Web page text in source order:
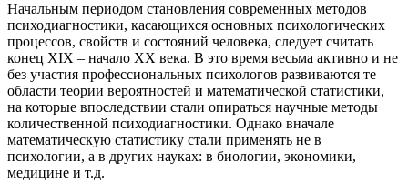
Начальным периодом становления современных методов
психодиагностики, касающихся основных психологических
процессов, свойств и состояний человека, следует считать
конец XIX – начало XX века. В это время весьма активно и не
без участия профессиональных психологов развиваются те
области теории вероятностей и математической статистики,
на которые впоследствии стали опираться научные методы
количественной психодиагностики. Однако вначале
математическую статистику стали применять не в
психологии, а в других науках: в биологии, экономики,
медицине и т.д.